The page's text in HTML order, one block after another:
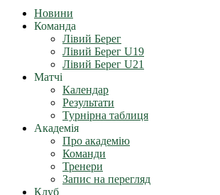
Новини
Команда
Лівий Берег
Лівий Берег U19
Лівий Берег U21
Матчі
Календар
Результати
Турнірна таблиця
Академія
Про академію
Команди
Тренери
Запис на перегляд
Клуб